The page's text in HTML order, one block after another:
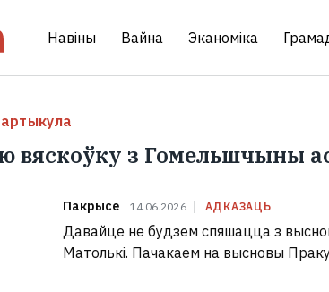
Навіны Вайна Эканоміка
вяскоўку з Гомельшчыны
Пакрысе 14.06.2026 АДКАЗАЦЬ
Давайце не будзем спяшацца з
Матолькі. Пачакаем на высновы